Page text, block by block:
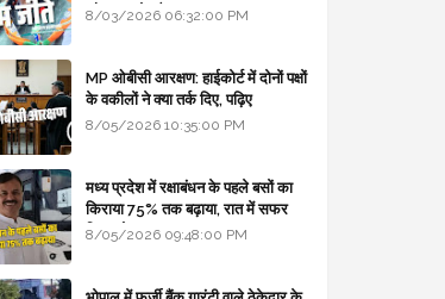
और आशुतोष बैक टू...
8/03/2026 06:32:00 PM
MP ओबीसी आरक्षण: हाईकोर्ट में दोनों पक्षों
के वकीलों ने क्या तर्क दिए, पढ़िए
8/05/2026 10:35:00 PM
मध्य प्रदेश में रक्षाबंधन के पहले बसों का
किराया 75% तक बढ़ाया, रात में सफर
किया तो 10% एक्स्ट्रा
8/05/2026 09:48:00 PM